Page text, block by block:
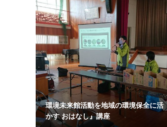
環境未来館活動を地域の環境保全に活
かす おはなし』講座